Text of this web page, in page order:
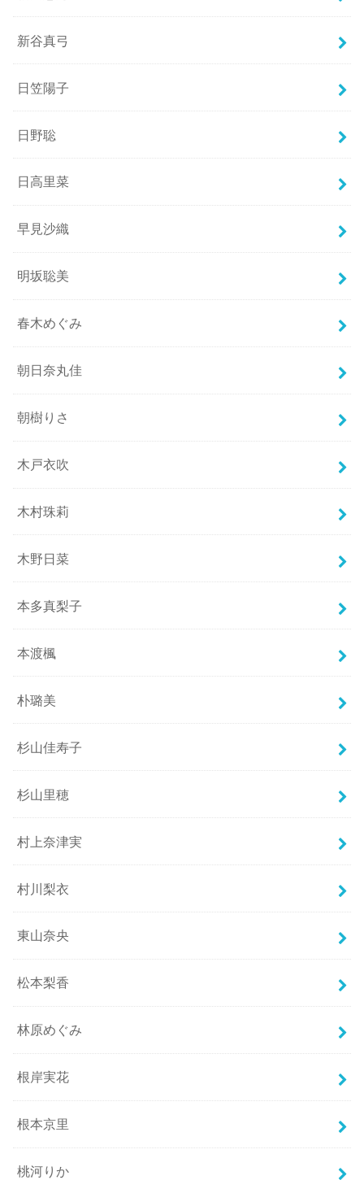
新谷真弓
日笠陽子
日野聡
日高里菜
早見沙織
明坂聡美
春木めぐみ
朝日奈丸佳
朝樹りさ
木戸衣吹
木村珠莉
木野日菜
本多真梨子
本渡楓
朴璐美
杉山佳寿子
杉山里穂
村上奈津実
村川梨衣
東山奈央
松本梨香
林原めぐみ
根岸実花
根本京里
桃河りか